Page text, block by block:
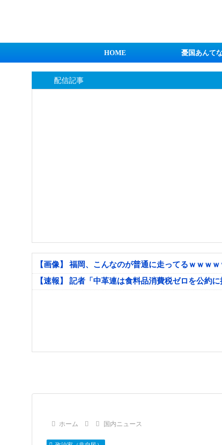
HOME 憂国あんて
配信記事
【画像】 福岡、こんなのが普通に走ってるｗｗｗ
【速報】 記者「中革連は食料品消費税ゼロを公約
ホーム 国内ニュース